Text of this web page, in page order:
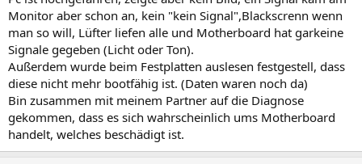
Monitor aber schon an, kein "kein Signal",Blackscrenn wenn
man so will, Lüfter liefen alle und Motherboard hat garkeine
Signale gegeben (Licht oder Ton).
Außerdem wurde beim Festplatten auslesen festgestell, dass
diese nicht mehr bootfähig ist. (Daten waren noch da)
Bin zusammen mit meinem Partner auf die Diagnose
gekommen, dass es sich wahrscheinlich ums Motherboard
handelt, welches beschädigt ist.